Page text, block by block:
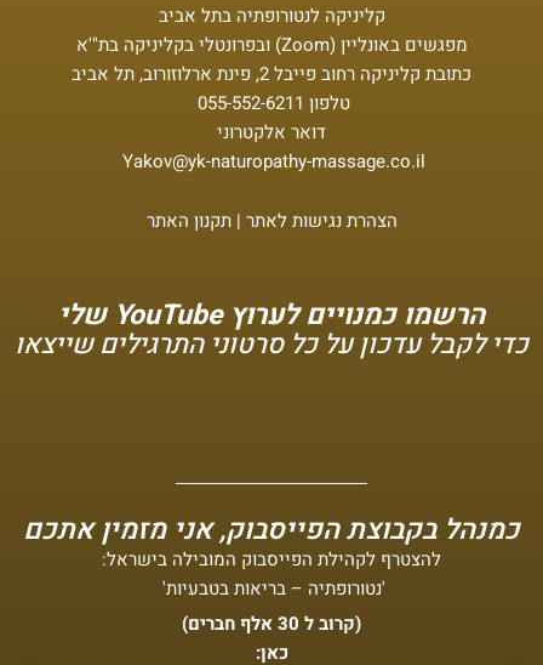
קליניקה לנטורופתיה בתל אביב
מפגשים באונליין (Zoom) ובפרונטלי בקליניקה בת"'א
כתובת קליניקה רחוב פייבל 2, פינת ארלוזורוב, תל אביב
טלפון 055-552-6211
דואר אלקטרוני
Yakov@yk-naturopathy-massage.co.il
הצהרת נגישות לאתר |תקנון האתר
הרשמו כמנויים לערוץ YouTube שלי
כדי לקבל עדכון על כל סרטוני התרגילים שייצאו
כמנהל בקבוצת הפייסבוק, אני מזמין אתכם
להצטרף לקהילת הפייסבוק המובילה בישראל:
'נטורופתיה – בריאות בטבעיות'
(קרוב ל 30 אלף חברים)
כאן: